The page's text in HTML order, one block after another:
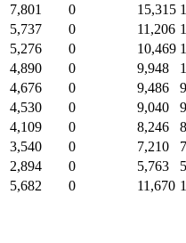
7,801 0 15,315
5,737 0 11,206
5,276 0 10,469
4,890 0 9,948
4,676 0 9,486
4,530 0 9,040
4,109 0 8,246
3,540 0 7,210
2,894 0 5,763
5,682 0 11,670